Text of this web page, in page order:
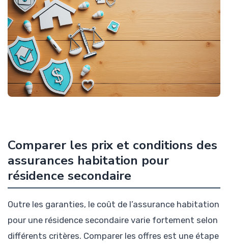
Comparer les prix et conditions des
assurances habitation pour
résidence secondaire
Outre les garanties, le coût de l’assurance habitation
pour une résidence secondaire varie fortement selon
différents critères. Comparer les offres est une étape